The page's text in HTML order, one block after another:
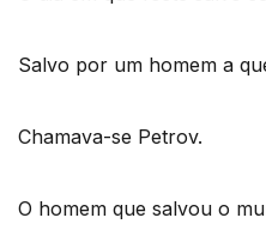
Salvo por um homem a
Chamava-se Petrov.
O homem que salvou o